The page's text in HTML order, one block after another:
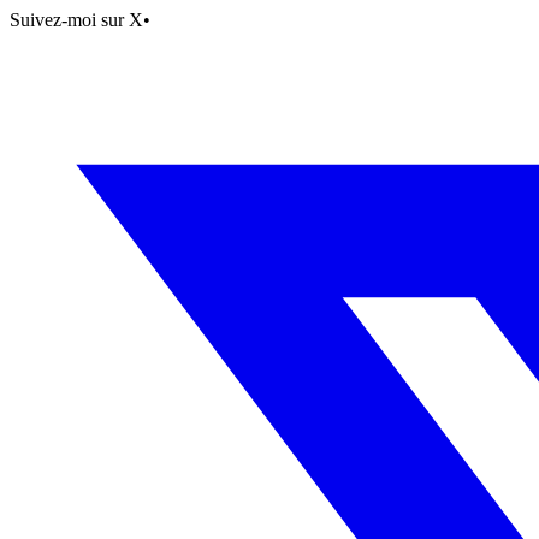
Suivez-moi sur X•